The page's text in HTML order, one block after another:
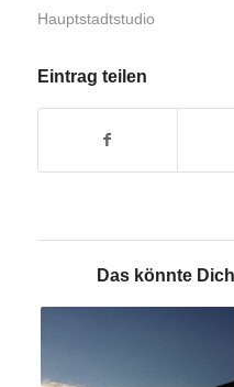
Hauptstadtstudio
Eintrag teilen
Das könnte